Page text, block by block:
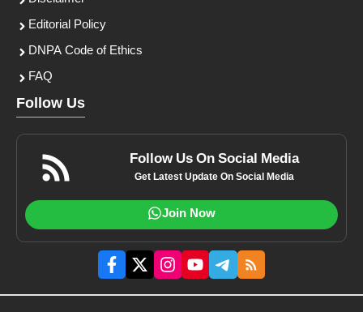
Editorial Policy
DNPA Code of Ethics
FAQ
Follow Us
Follow Us On Social Media
Get Latest Update On Social Media
Join Now